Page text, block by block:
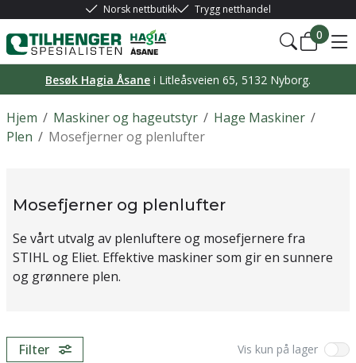
Norsk nettbutikk Trygg netthandel
0
Besøk Hagia Åsane i Litleåsveien 65, 5132 Nyborg.
/
Hjem /
Maskiner og hageutstyr /
Hage Maskiner
/
Plen Mosefjerner og plenlufter
Mosefjerner og plenlufter
Se vårt utvalg av plenluftere og mosefjernere fra
STIHL og Eliet. Effektive maskiner som gir en sunnere
og grønnere plen.
Filter Vis kun på lager